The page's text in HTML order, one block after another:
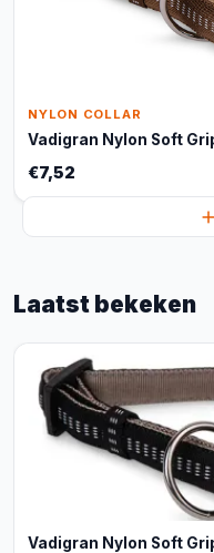
NYLON COLLAR
Vadigran Nylon Soft
€7,52
Laatst bekeken
Vadigran Nylon Soft